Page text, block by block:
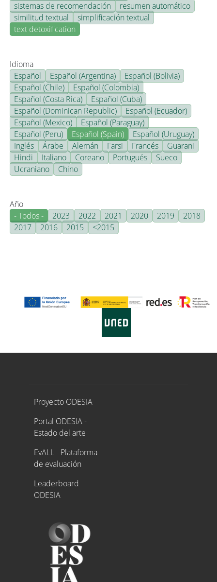
sistemas de recomendación
resumen automático
similitud textual
simplificación textual
text detoxification
Idioma
Español
Español (Argentina)
Español (Bolivia)
Español (Chile)
Español (Colombia)
Español (Costa Rica)
Español (Cuba)
Español (Dominican Republic)
Español (Ecuador)
Español (Mexico)
Español (Paraguay)
Español (Peru)
Español (Spain)
Español (Uruguay)
Inglés
Árabe Alemán Farsi Francés
Guarani
Hindi
Italiano Coreano Portugués
Sueco
Ucraniano
Chino
Año
- Todos -
2023 2022 2021 2020 2019
2018
2017
2016 2015 <2015
Proyecto ODESIA
Proyecto ODESIA
Portal ODESIA -
Estado del arte
EvALL - Plataforma
de evaluación
Leaderboard
ODESIA